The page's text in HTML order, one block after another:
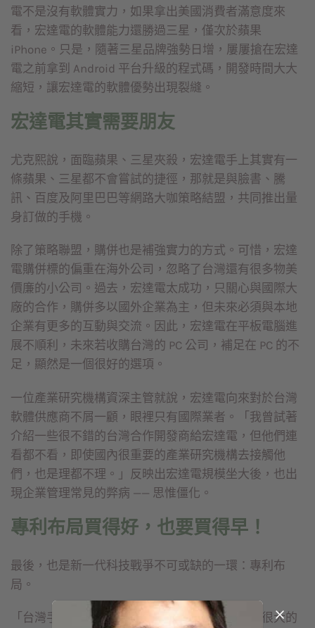
電不是沒有軟體實力，如果拿出美國消費者滿意度來
看，宏達電的軟體能力還勝過三星，僅次於蘋果
iPhone。只是，隨著三星品牌強勢日增，屢屢搶在宏達
電之前拿到 Android 平台升級的程式碼，開發時間大大
縮短，讓宏達電的軟體優勢出現裂縫。
宏達電其實需要朋友
尤克熙說，面臨蘋果、三星夾殺，宏達電手上其實有一
條蘋果、三星都不會嘗試的捷徑，那就是與臉書、騰
訊、百度及阿里巴巴等網路大咖策略結盟，共同推出量
身訂做的手機。
除了策略聯盟，購併也是補強實力的方式。可惜，宏達
電購併標的偏重在海外公司，忽略了台灣還有很多物美
價廉的小公司。過去，宏達電太成功，只關心與國際大
廠的合作，購併多以國外企業為主，但未來必須與本地
企業有更多的互動與交流。因此，宏達電在平板電腦進
展不順利，未來若收購台灣的 PC 公司，補足在 PC 的不
足，顯然是一個很好的選項。
一位產業研究機構資深主管就說，宏達電向來對於台灣
軟體供應商不屑一顧，眼裡只有國際業者。「我曾試著
介紹一些很不錯的台灣合作開發商給宏達電，但他們連
看都不看，即使國內很重要的產業研究機構去接觸他
們，也是理都不理。」反映出宏達電規模坐大後，也出
現企業管理常見的弊病 —— 思惟僵化。
專利布局買得好，也要買得早！
最後，也是新一代科技戰爭不可或缺的一環：專利布
局。
「台灣手機品牌很容易踢到專利訴訟的鐵板，有很大的